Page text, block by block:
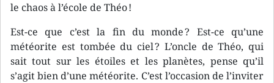
le chaos à l’école de Théo !
Est-ce que c’est la fin du monde ? Est-ce qu’une
météorite est tombée du ciel ? L’oncle de Théo, qui
sait tout sur les étoiles et les planètes, pense qu’il
s’agit bien d’une météorite. C’est l’occasion de l’inviter